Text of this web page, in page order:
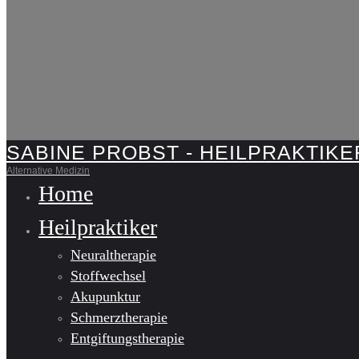
SABINE PROBST -
Alternative Medizin
Home
Heilpraktiker
Neuraltherapie
Stoffwechsel
Akupunktur
Schmerztherapie
Entgiftungstherapie